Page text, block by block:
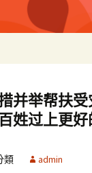
并举帮扶
姓过上更好
類 admin